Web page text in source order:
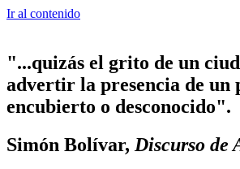
Ir al contenido
"...quizás el grito de un
advertir la presencia de un
encubierto o desconocido".
Simón Bolívar, Discurso de